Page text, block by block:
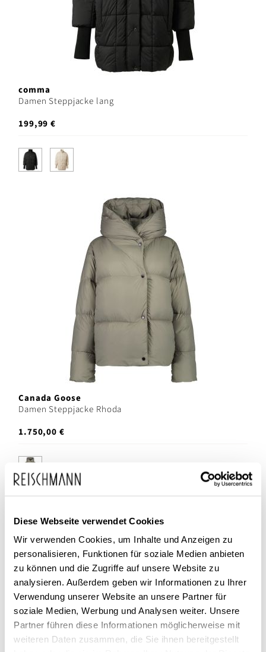
Diese Webseite verwendet Cookies
Wir verwenden Cookies, um Inhalte und Anzeigen zu
personalisieren, Funktionen für soziale Medien anbieten
zu können und die Zugriffe auf unsere Website zu
analysieren. Außerdem geben wir Informationen zu Ihrer
Verwendung unserer Website an unsere Partner für
soziale Medien, Werbung und Analysen weiter. Unsere
Partner führen diese Informationen möglicherweise mit
weiteren Daten zusammen, die Sie ihnen bereitgestellt
comma
Damen Steppjacke lang
199,99 €
Canada Goose
Damen Steppjacke Rhoda
1.750,00 €